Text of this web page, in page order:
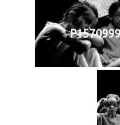
P1570999